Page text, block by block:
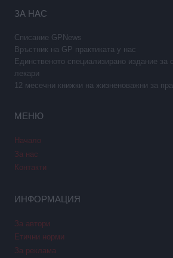
ЗА НАС
Списание GPNews
Връстник на GP практиката у нас
Единственото специализирано издание за
лекари
12 месечни книжки на жизненоважни за
МЕНЮ
Начало
За нас
Контакти
ИНФОРМАЦИЯ
За автори
Етични норми
За реклама